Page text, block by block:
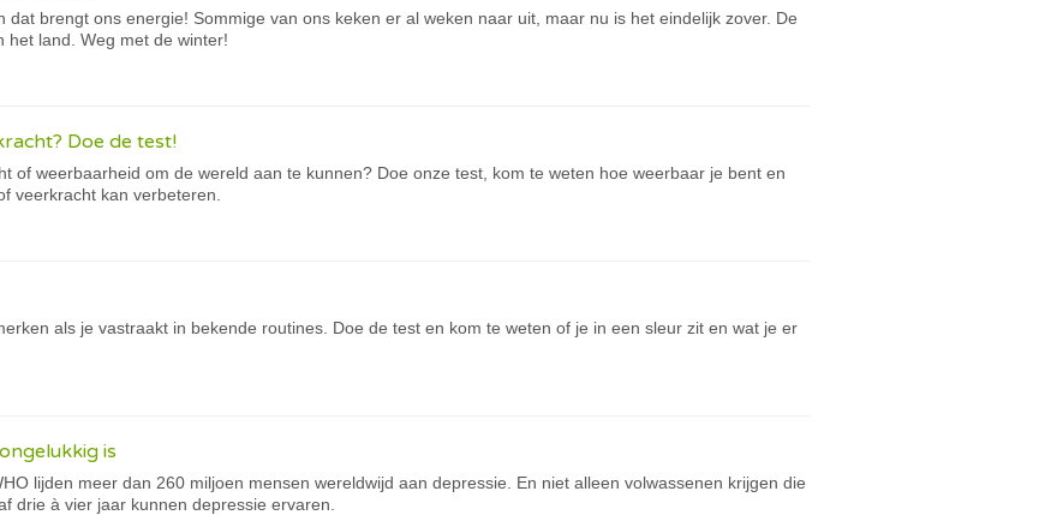
dat brengt ons energie! Sommige van ons keken er al weken naar uit, maar nu is het eindelijk zover. De
het land. Weg met de winter!
Doe de test!
of weerbaarheid om de wereld aan te kunnen? Doe onze test, kom te weten hoe weerbaar je bent en
veerkracht kan verbeteren.
als je vastraakt in bekende routines. Doe de test en kom te weten of je in een sleur zit en wat je er
is
lijden meer dan 260 miljoen mensen wereldwijd aan depressie. En niet alleen volwassenen krijgen die
drie à vier jaar kunnen depressie ervaren.